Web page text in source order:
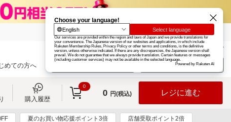
楽天グループ カード
お知らせ ヘルプ
めての方へ ログイン
購入履歴
0
0 円(税込) レジに進む
夏のお買い物応援ポイント3倍 店舗受取ポイント2倍